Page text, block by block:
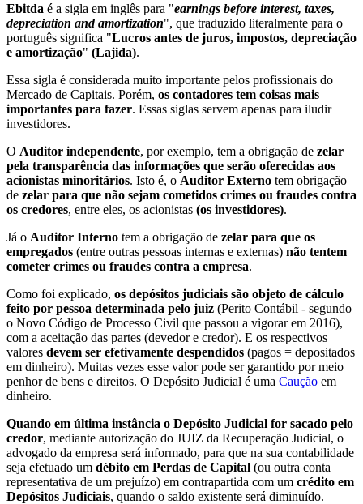
Ebitda é a sigla em inglês para "earnings before interest, taxes,
depreciation and amortization", que traduzido literalmente para o
português significa "Lucros antes de juros, impostos, depreciação
e amortização" (Lajida).
Essa sigla é considerada muito importante pelos profissionais do
Mercado de Capitais. Porém, os contadores tem coisas mais
importantes para fazer. Essas siglas servem apenas para iludir
investidores.
O Auditor independente, por exemplo, tem a obrigação de zelar
pela transparência das informações que serão oferecidas aos
acionistas minoritários. Isto é, o Auditor Externo tem obrigação
de zelar para que não sejam cometidos crimes ou fraudes contra
os credores, entre eles, os acionistas (os investidores).
Já o Auditor Interno tem a obrigação de zelar para que os
empregados (entre outras pessoas internas e externas) não tentem
cometer crimes ou fraudes contra a empresa.
Como foi explicado, os depósitos judiciais são objeto de cálculo
feito por pessoa determinada pelo juiz (Perito Contábil - segundo
o Novo Código de Processo Civil que passou a vigorar em 2016),
com a aceitação das partes (devedor e credor). E os respectivos
valores devem ser efetivamente despendidos (pagos = depositados
em dinheiro). Muitas vezes esse valor pode ser garantido por meio
penhor de bens e direitos. O Depósito Judicial é uma Caução em
dinheiro.
Quando em última instância o Depósito Judicial for sacado pelo
credor, mediante autorização do JUIZ da Recuperação Judicial, o
advogado da empresa será informado, para que na sua contabilidade
seja efetuado um débito em Perdas de Capital (ou outra conta
representativa de um prejuízo) em contrapartida com um crédito em
Depósitos Judiciais, quando o saldo existente será diminuído.